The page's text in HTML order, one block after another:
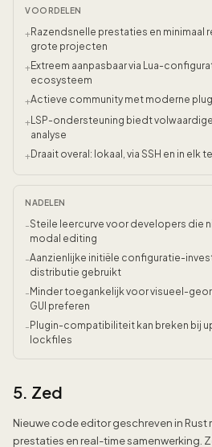
VOORDELEN
+Razendsnelle prestaties en minimaal
grote projecten
+Extreem aanpasbaar via Lua-
ecosysteem
+Actieve community met moderne
+LSP-ondersteuning biedt
analyse
+Draait overal: lokaal, via SSH en in elk
NADELEN
-Steile leercurve voor developers die
modal editing
-Aanzienlijke initiële configuratie-
distributie gebruikt
- Minder toegankelijk voor visueel-
GUI preferen
- Plugin-compatibiliteit kan breken bij
lockfiles
5. Zed
Nieuwe code editor geschreven in Rust
prestaties en real-time samenwerking.